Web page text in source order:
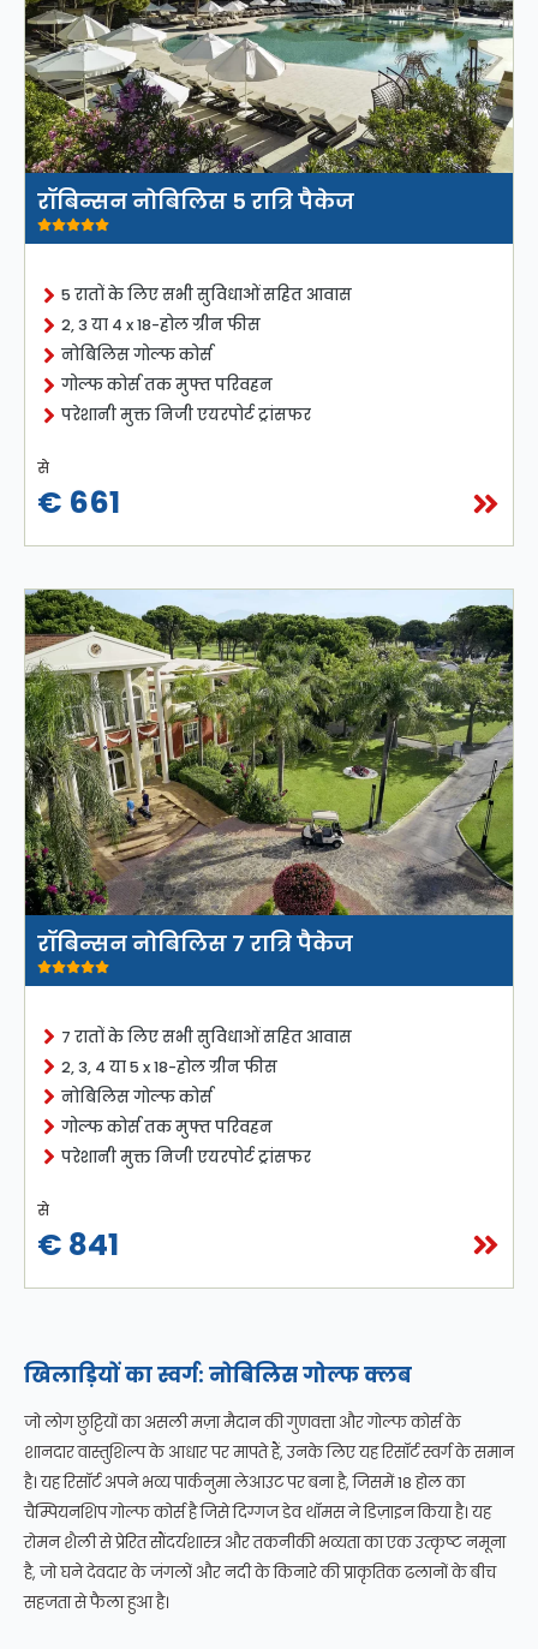
रॉबिन्सन नोबिलिस 5 रात्रि पैकेज
5 रातों के लिए सभी सुविधाओं सहित आवास
2, 3 या 4 x 18-होल ग्रीन फीस
नोबिलिस गोल्फ कोर्स
गोल्फ कोर्स तक मुफ्त परिवहन
परेशानी मुक्त निजी एयरपोर्ट ट्रांसफर
से
€ 661
रॉबिन्सन नोबिलिस 7 रात्रि पैकेज
7 रातों के लिए सभी सुविधाओं सहित आवास
2, 3, 4 या 5 x 18-होल ग्रीन फीस
नोबिलिस गोल्फ कोर्स
गोल्फ कोर्स तक मुफ्त परिवहन
परेशानी मुक्त निजी एयरपोर्ट ट्रांसफर
से
€ 841
खिलाड़ियों का स्वर्ग: नोबिलिस गोल्फ क्लब
जो लोग छुट्टियों का असली मज़ा मैदान की गुणवत्ता और गोल्फ कोर्स के
शानदार वास्तुशिल्प के आधार पर मापते हैं, उनके लिए यह रिसॉर्ट स्वर्ग के समान
है। यह रिसॉर्ट अपने भव्य पार्कनुमा लेआउट पर बना है, जिसमें 18 होल का
चैम्पियनशिप गोल्फ कोर्स है जिसे दिग्गज डेव थॉमस ने डिज़ाइन किया है। यह
रोमन शैली से प्रेरित सौंदर्यशास्त्र और तकनीकी भव्यता का एक उत्कृष्ट नमूना
है, जो घने देवदार के जंगलों और नदी के किनारे की प्राकृतिक ढलानों के बीच
सहजता से फैला हुआ है।